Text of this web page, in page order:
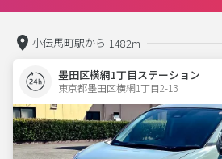
小伝馬町駅から 1482m
墨田区横網1丁目ステーション
東京都墨田区横網1丁目2-13